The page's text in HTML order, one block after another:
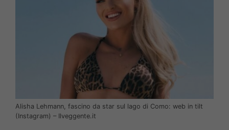
Alisha Lehmann, fascino da star sul lago di Como: web in tilt
(Instagram) – Ilveggente.it